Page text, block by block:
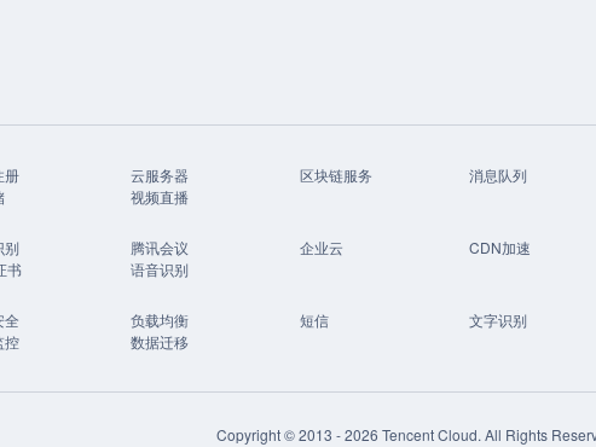
册 云服务器 区块链服务 消息队列
视频直播
别 腾讯会议 企业云 CDN加速
书
语音识别
全 负载均衡 短信 文字识别
控
数据迁移
Copyright © 2013 -2026 Tencent Cloud. All Rights